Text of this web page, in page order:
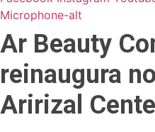
Microphone-alt
Ar Beauty
reinaugura
Aririzal